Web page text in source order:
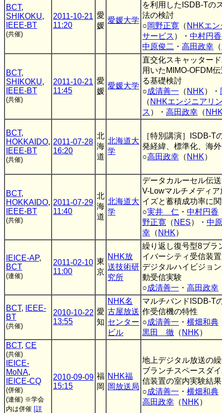
BCT,
SHIKOKU,
IEEE-BT
(共催)
2011-10-21
11:20
愛
媛
愛媛大学
を利用したISDB-Tの
法の検討
○岡野正寛 （ NHKエ
サービス ）・ 中村円香
中原俊二 ・ 高田政幸 （
BCT,
SHIKOKU,
IEEE-BT
(共催)
2011-10-21
11:45
愛
媛
愛媛大学
直交化スキャッター
用いたMIMO-OFDM
る基礎検討
○成清善一 （ NHK）・
（ NHKエンジニアリ
ス ）・ 高田政幸 （
BCT,
HOKKAIDO,
IEEE-BT
(共催)
2011-07-28
16:20
北
海
道
北海道大
学
［特別講演］ISDB-T
発経緯、標準化、海
○高田政幸 （ NHK）
BCT,
HOKKAIDO,
IEEE-BT
(共催)
2011-07-29
11:40
北
海
道
北海道大
学
データカルーセル伝
V-Lowマルチメディ
イズと蓄積成功率に
○実井 仁 ・ 中村円香
野正寛 （ NES）・ 中
幸 （ NHK）
IEICE-AP,
BCT
(連催)
2011-02-10
11:00
東
京
NHK放
送技術研
究所
繰り返し復号型8ブラ
イバーシティ受信装
デジタルハイビジョ
動受信実験
○成清善一 ・ 高田政幸
BCT,
IEEE-
BT
(共催)
2010-10-22
13:55
愛
知
NHK名
古屋放送
センター
ビル
マルチバンドISDB-T
作受信機の特性
○成清善一 ・ 横畑和典
黒田 徹 （ NHK）
BCT, CE
(共催)
IEICE-
MoNA,
IEICE-CQ
(併催)
(連催) ※学会
内は併催 [詳
2010-09-09
15:15
福
岡
NHK福
岡放送局
地上デジタル放送の
ブランチスペースダ
信装置の室内実験結果
○成清善一 ・ 横畑和典
高田政幸 （ NHK）